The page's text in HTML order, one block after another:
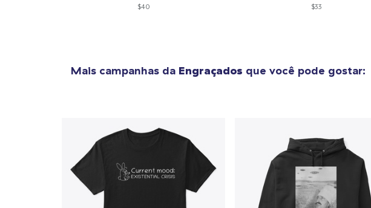
$40 $33
Mais campanhas da Engraçados que você pode gostar: